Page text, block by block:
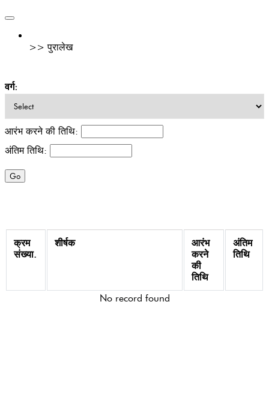
>>पुरालेख
वर्ग:
आरंभ करने की तिथि:
अंतिम तिथि:
क्रम
संख्या.
शीर्षक
आरंभ
करने
की
तिथि
अंतिम
तिथि
No record found